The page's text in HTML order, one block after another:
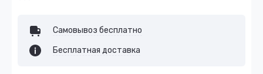
Самовывоз бесплатно
Бесплатная доставка